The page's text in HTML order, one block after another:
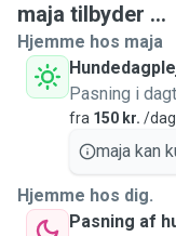
maja tilbyder ...
Hjemme hos maja
Pasning i
fra 150 kr. /
maja kan
Hjemme hos dig.
Pasning af